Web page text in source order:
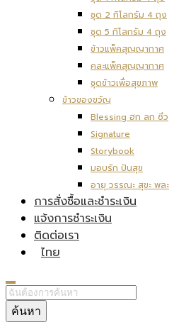
ชุด 2 กิโลกรัม 4 ถุง
ชุด 5 กิโลกรัม 4 ถุง
ข้าวแพ็คสุญญากาศ
คละแพ็คสุญญากาศ
ชุดข้าวเพื่อสุขภาพ
ข้าวของขวัญ
Blessing ฮก ลก ซิ่ว
Signature
Storybook
มอบรัก ปันสุข
อายุ วรรณะ สุขะ พละ
การสั่งซื้อและชำระเงิน
แจ้งการชำระเงิน
ติดต่อเรา
ไทย
ค้นหา